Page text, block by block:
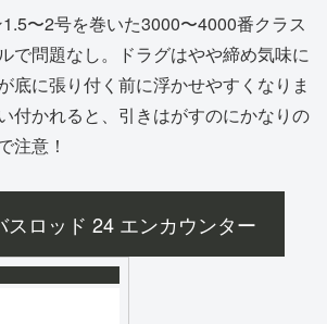
〜2号を巻いた3000〜4000番クラス
で問題なし。ドラグはやや締め気味に
底に張り付く前に浮かせやすくなりま
付かれると、引きはがすのにかなりの
注意！
スロッド 24 エンカウンター